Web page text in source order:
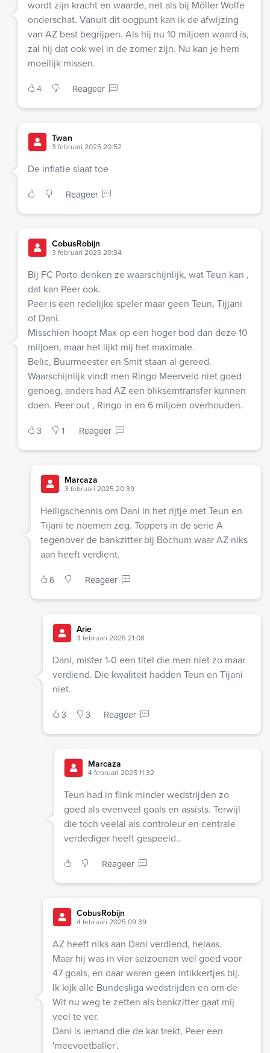
wordt zijn kracht en waarde, net als bij Möller Wolfe
onderschat. Vanuit dit oogpunt kan ik de afwijzing
van AZ best begrijpen. Als hij nu 10 miljoen waard is,
zal hij dat ook wel in de zomer zijn. Nu kan je hem
moeilijk missen.
4 Reageer
Twan
3 februari 2025 20:52
De inflatie slaat toe
Reageer
CobusRobijn
3 februari 2025 20:34
Bij FC Porto denken ze waarschijnlijk, wat Teun kan ,
dat kan Peer ook.
Peer is een redelijke speler maar geen Teun, Tijjani
of Dani.
Misschien hoopt Max op een hoger bod dan deze 10
miljoen, maar het lijkt mij het maximale.
Belic, Buurmeester en Smit staan al gereed.
Waarschijnlijk vindt men Ringo Meerveld niet goed
genoeg, anders had AZ een bliksemtransfer kunnen
doen. Peer out , Ringo in en 6 miljoen overhouden.
3 1 Reageer
Marcaza
3 februari 2025 20:39
Heiligschennis om Dani in het rijtje met Teun en
Tijani te noemen zeg. Toppers in de serie A
tegenover de bankzitter bij Bochum waar AZ niks
aan heeft verdient.
6 Reageer
Arie
3 februari 2025 21:08
Dani, mister 1-0 een titel die men niet zo maar
verdiend. Die kwaliteit hadden Teun en Tijani
niet.
3 3 Reageer
Marcaza
4 februari 2025 11:32
Teun had in flink minder wedstrijden zo
goed als evenveel goals en assists. Terwijl
die toch veelal als controleur en centrale
verdediger heeft gespeeld..
Reageer
CobusRobijn
4 februari 2025 09:39
AZ heeft niks aan Dani verdiend, helaas.
Maar hij was in vier seizoenen wel goed voor
47 goals, en daar waren geen intikkertjes bij.
Ik kijk alle Bundesliga wedstrijden en om de
Wit nu weg te zetten als bankzitter gaat mij
veel te ver.
Dani is iemand die de kar trekt, Peer een
'meevoetballer'.